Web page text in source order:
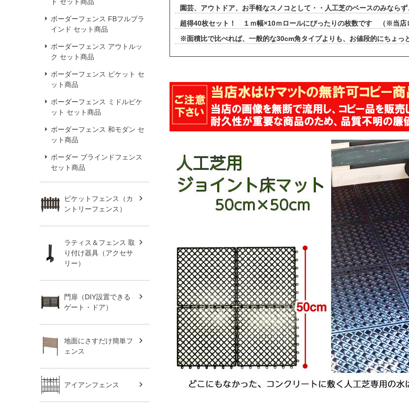
ボーダーフェンス FBフルブラ
インド セット商品
ボーダーフェンス アウトルッ
ク セット商品
ボーダーフェンス ピケット セ
ット商品
ボーダーフェンス ミドルピケ
ット セット商品
ボーダーフェンス 和モダン セ
ット商品
ボーダー ブラインドフェンス
セット商品
ピケットフェンス（カ
ントリーフェンス）
ラティス＆フェンス 取
り付け器具（アクセサ
リー）
門扉（DIY設置できる
ゲート・ドア）
地面にさすだけ簡単フ
ェンス
アイアンフェンス
園芸、アウトドア、お手軽なスノコとして・・人工芝のベースのみなら
超得40枚セット！ １ｍ幅×10ｍロールにぴったりの枚数です （※当店
※面積比で比べれば、一般的な30cm角タイプよりも、お値段的にちょっ